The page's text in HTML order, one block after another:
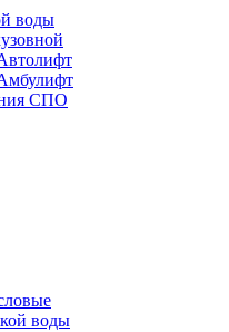
воды
СПО
воды